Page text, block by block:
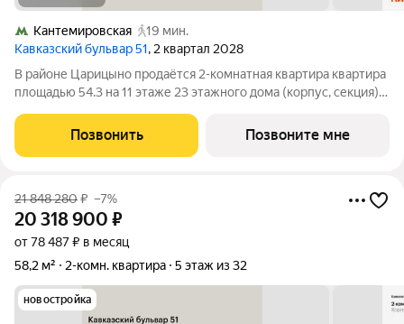
Кантемировская
19 мин.
Кавказский бульвар 51, 2 квартал 2028
В районе Царицыно продаётся 2-комнатная квартира квартира
площадью 54.3 на 11 этаже 23 этажного дома (корпус, секция) в
17 минут пешком до станции метро «Кантемировская» и 20
минут до станции
Позвонить Позвоните мне
21 848 280₽ –7%
20 318 900 ₽
от 78 487 ₽ в месяц
58,2 м²
2-комн. квартира 5 этаж из 32
новостройка